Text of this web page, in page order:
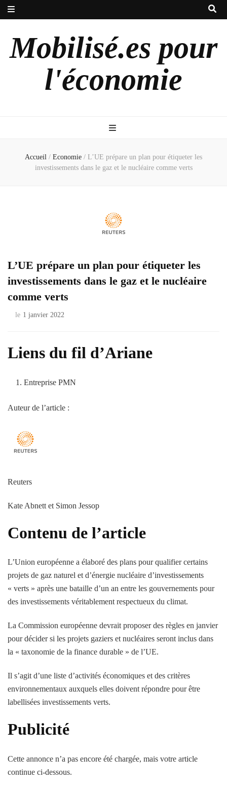
Mobilisé.es pour
l'économie
Accueil / Economie / L’UE prépare un plan pour étiqueter les
investissements dans le gaz et le nucléaire comme verts
L’UE prépare un plan pour étiqueter les
investissements dans le gaz et le nucléaire
comme verts
le 1 janvier 2022
Liens du fil d’Ariane
Entreprise PMN
Auteur de l’article :
Reuters
Kate Abnett et Simon Jessop
Contenu de l’article
L’Union européenne a élaboré des plans pour qualifier certains
projets de gaz naturel et d’énergie nucléaire d’investissements
« verts » après une bataille d’un an entre les gouvernements pour
des investissements véritablement respectueux du climat.
La Commission européenne devrait proposer des règles en janvier
pour décider si les projets gaziers et nucléaires seront inclus dans
la « taxonomie de la finance durable » de l’UE.
Il s’agit d’une liste d’activités économiques et des critères
environnementaux auxquels elles doivent répondre pour être
labellisées investissements verts.
Publicité
Cette annonce n’a pas encore été chargée, mais votre article
continue ci-dessous.